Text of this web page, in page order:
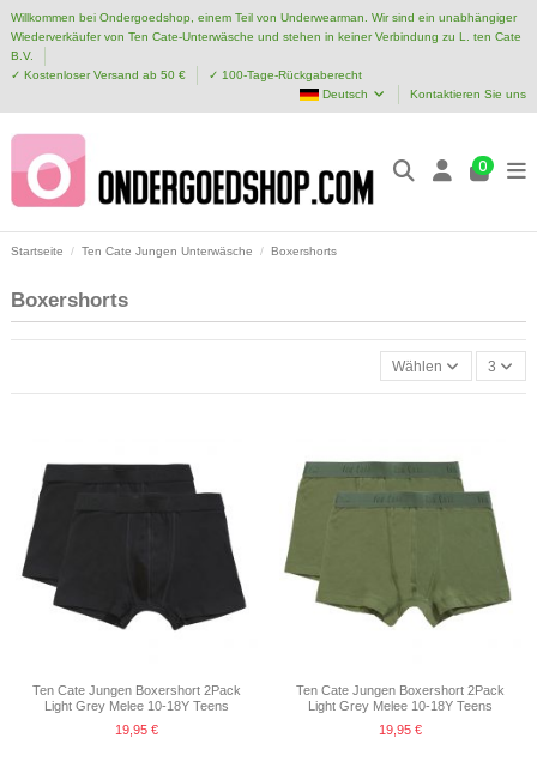
Willkommen bei Ondergoedshop, einem Teil von Underwearman. Wir sind ein unabhängiger
Wiederverkäufer von Ten Cate-Unterwäsche und stehen in keiner Verbindung zu L. ten Cate
B.V.
✓ Kostenloser Versand ab 50 €
✓ 100-Tage-Rückgaberecht
Deutsch
Kontaktieren Sie uns
0
Startseite Ten Cate Jungen Unterwäsche Boxershorts
Boxershorts
Wählen 3
Ten Cate Jungen Boxershort 2Pack
Light Grey Melee 10-18Y Teens
19,95 €
Ten Cate Jungen Boxershort 2Pack
Light Grey Melee 10-18Y Teens
19,95 €